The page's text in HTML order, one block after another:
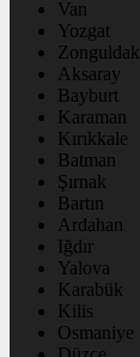
Van
Yozgat
Zonguldak
Aksaray
Bayburt
Karaman
Kırıkkale
Batman
Şırnak
Bartın
Ardahan
Iğdır
Yalova
Karabük
Kilis
Osmaniye